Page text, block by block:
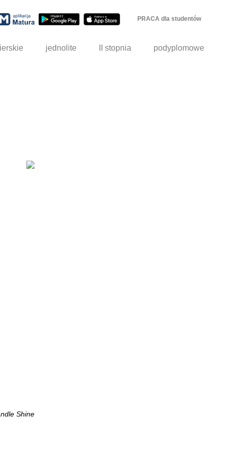
PRACA dla studentów
jednolite II stopnia podyplomowe
Shine